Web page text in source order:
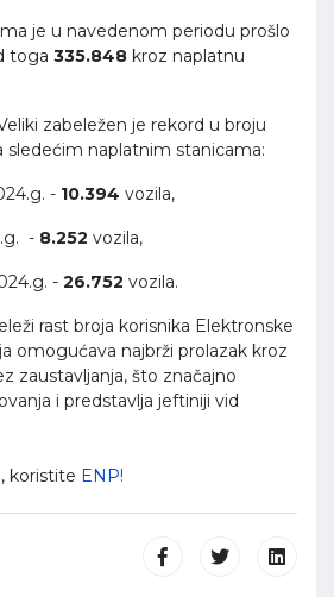
je u navedenom periodu prošlo
toga 335.848 kroz naplatnu
zabeležen je rekord u broju
sledećim naplatnim stanicama:
- 10.394 vozila,
- 8.252 vozila,
- 26.752 vozila.
rast broja korisnika Elektronske
omogućava najbrži prolazak kroz
zaustavljanja, što značajno
i predstavlja jeftiniji vid
koristite ENP!